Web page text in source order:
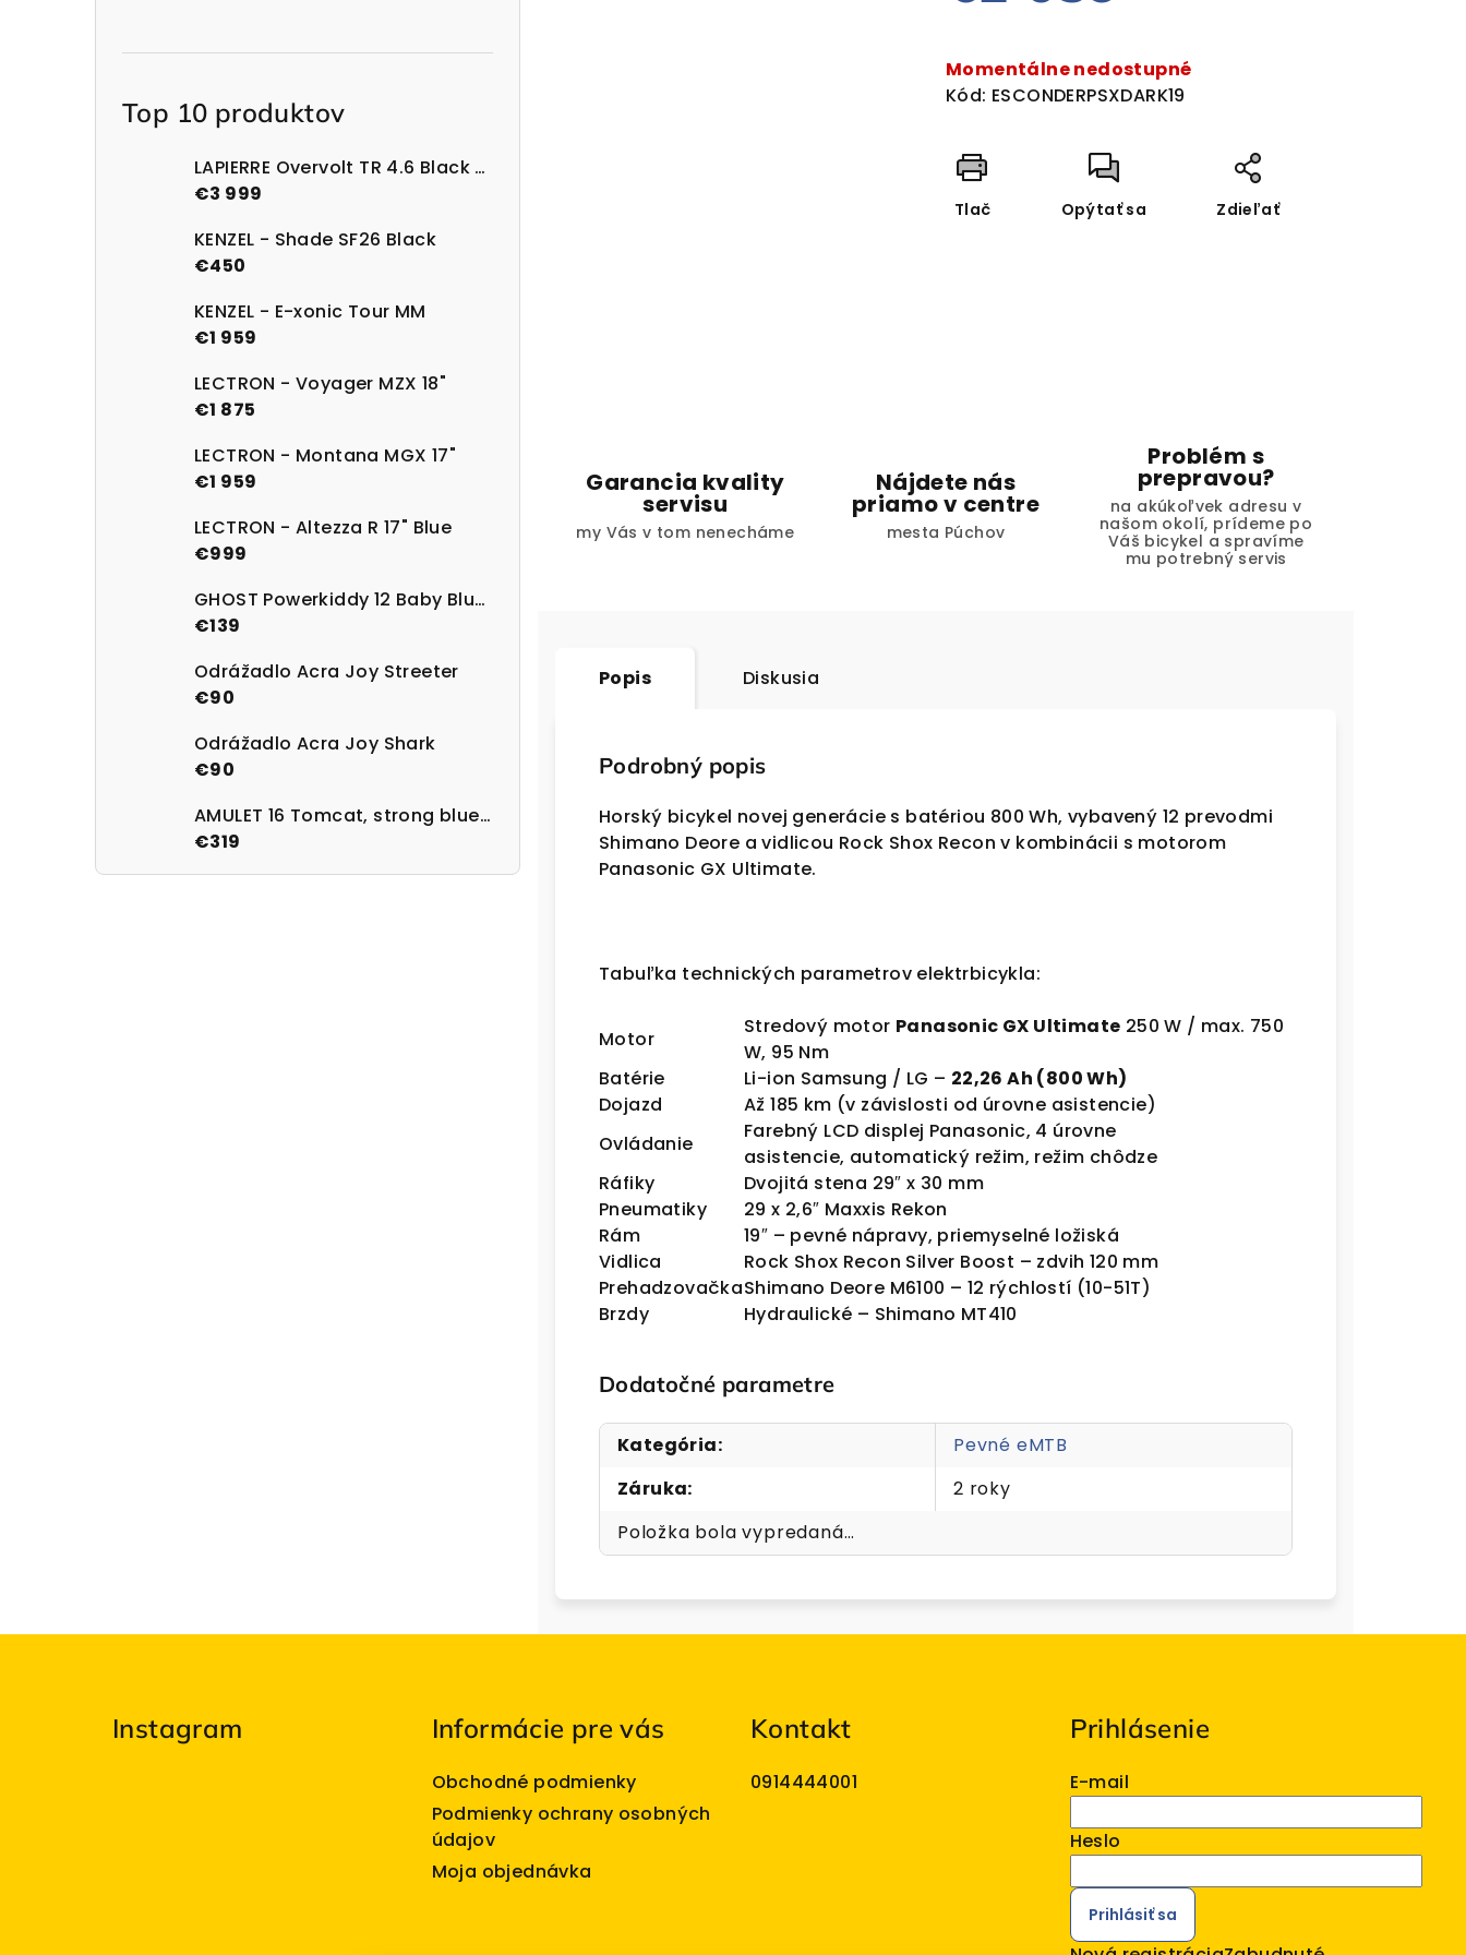
Top 10 produktov
LAPIERRE Overvolt TR 4.6 Black Glossy
€3 999
KENZEL - Shade SF26 Black
€450
KENZEL - E-xonic Tour MM
€1 959
LECTRON - Voyager MZX 18"
€1 875
LECTRON - Montana MGX 17"
€1 959
LECTRON - Altezza R 17" Blue
€999
GHOST Powerkiddy 12 Baby Blue/Magenta Gloss
€139
Odrážadlo Acra Joy Streeter
€90
Odrážadlo Acra Joy Shark
€90
AMULET 16 Tomcat, strong blue/silver
€319
cena:
Momentálne nedostupné
Kód: ESCONDERPSXDARK19
Tlač Opýtať sa Zdieľať
Garancia kvality
servisu
my Vás v tom nenecháme
Nájdete nás
priamo v centre
mesta Púchov
Problém s
prepravou?
na akúkoľvek adresu v
našom okolí, prídeme po
Váš bicykel a spravíme
mu potrebný servis
Popis Diskusia
Podrobný popis
Horský bicykel novej generácie s batériou 800 Wh, vybavený 12 prevodmi
Shimano Deore a vidlicou Rock Shox Recon v kombinácii s motorom
Panasonic GX Ultimate.
Tabuľka technických parametrov elektrbicykla:
Motor
Stredový motor Panasonic GX Ultimate 250 W / max. 750
W, 95 Nm
Batérie
Li-ion Samsung / LG – 22,26 Ah (800 Wh)
Dojazd
Až 185 km (v závislosti od úrovne asistencie)
Ovládanie
Farebný LCD displej Panasonic, 4 úrovne
asistencie, automatický režim, režim chôdze
Ráfiky
Dvojitá stena 29″ x 30 mm
Pneumatiky
29 x 2,6″ Maxxis Rekon
Rám
19″ – pevné nápravy, priemyselné ložiská
Vidlica
Rock Shox Recon Silver Boost – zdvih 120 mm
PrehadzovačkaShimano Deore M6100 – 12 rýchlostí (10-51T)
Brzdy
Hydraulické – Shimano MT410
Dodatočné parametre
Kategória:
Pevné eMTB
Záruka:
2 roky
Položka bola vypredaná…
Instagram Informácie pre vás
Obchodné podmienky
Podmienky ochrany osobných
údajov
Moja objednávka
Kontakt
0914444001
Prihlásenie
E-mail
Heslo
Prihlásiť sa